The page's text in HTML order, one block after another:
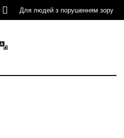
Для людей з порушенням зору